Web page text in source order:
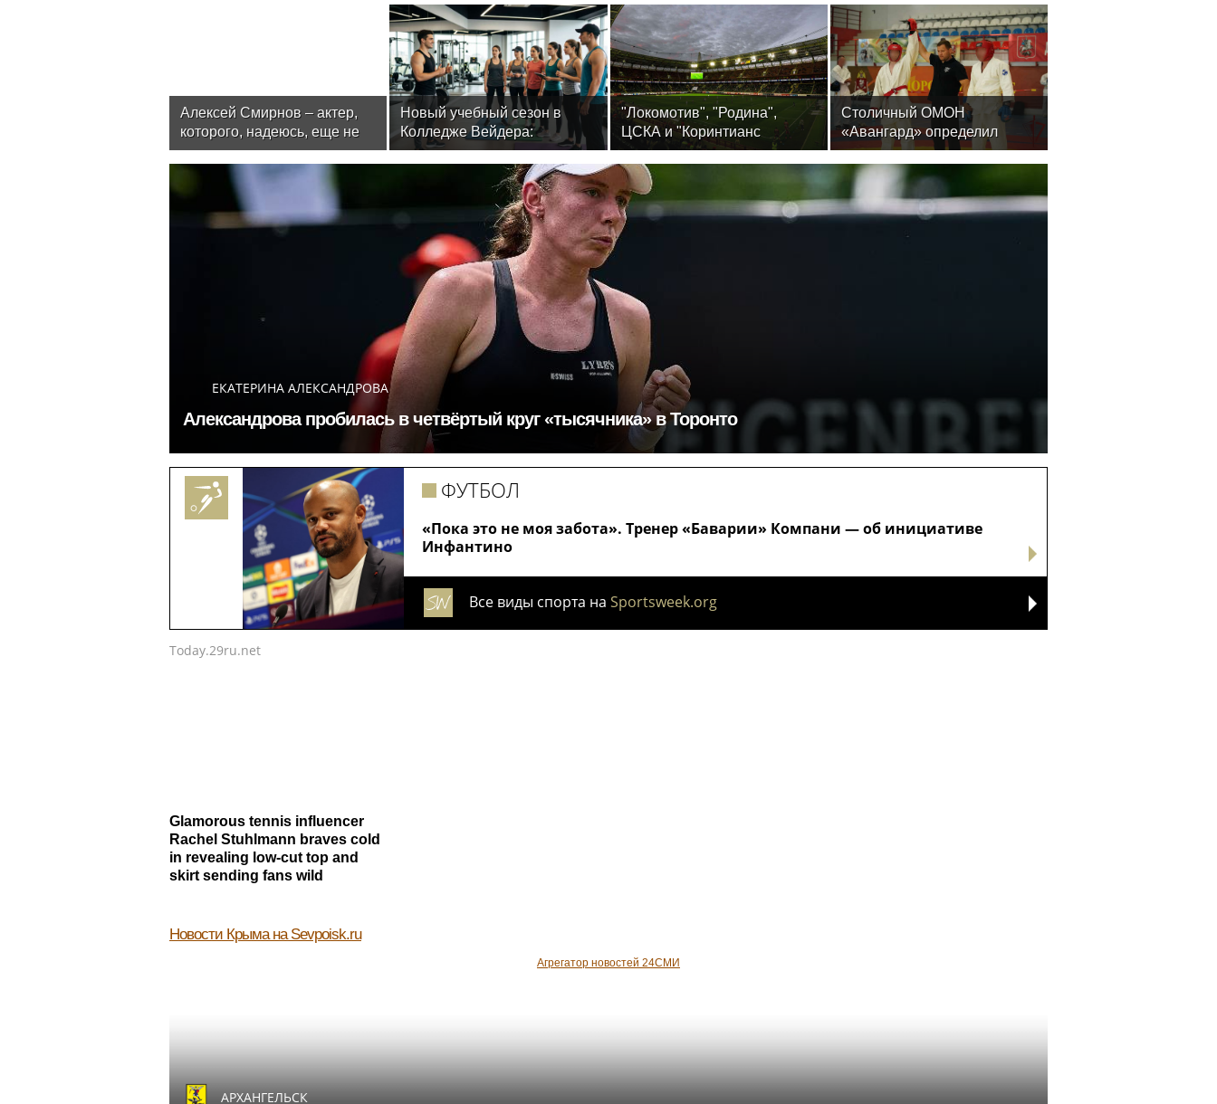
Алексей Смирнов – актер,
которого, надеюсь, еще не
забыли
Новый учебный сезон в
Колледже Вейдера:
стартовали очные
программы подготовки
фитнес-тренеров и
специалистов индустрии
здоровья
"Локомотив", "Родина",
ЦСКА и "Коринтианс
Паулиста" разыграют UTLC
CUP — 2026
Столичный ОМОН
«Авангард» определил
лучших в рукопашном бою
ЕКАТЕРИНА АЛЕКСАНДРОВА
Александрова пробилась в четвёртый круг «тысячника» в Торонто
«Пока это не моя забота». Тренер «Баварии» Компани — об инициативе
Инфантино
ФУТБОЛ
Все виды спорта на Sportsweek.org
Today.29ru.net
Glamorous tennis influencer
Rachel Stuhlmann braves cold
in revealing low-cut top and
skirt sending fans wild
Новости Крыма на Sevpoisk.ru
Агрегатор новостей 24СМИ
АРХАНГЕЛЬСК